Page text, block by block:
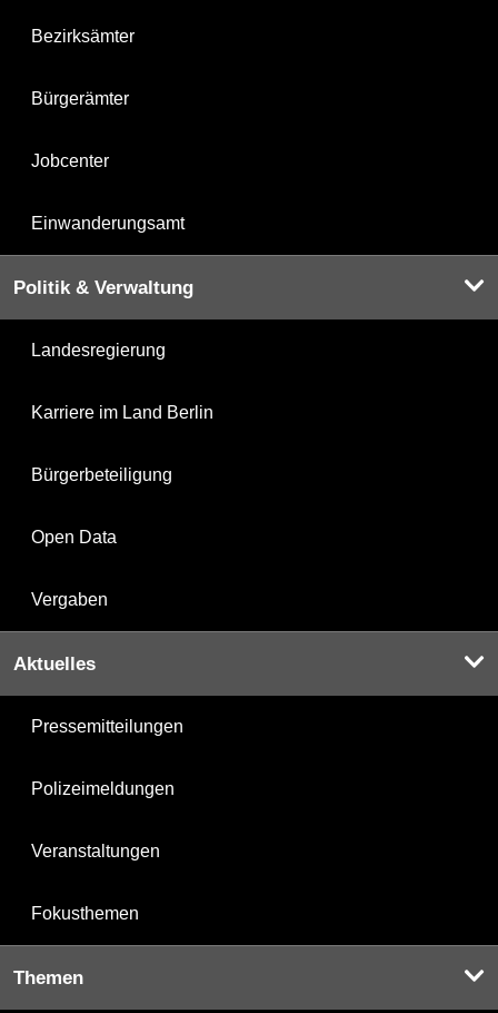
Bezirksämter
Bürgerämter
Jobcenter
Einwanderungsamt
Politik & Verwaltung
Landesregierung
Karriere im Land Berlin
Bürgerbeteiligung
Open Data
Vergaben
Aktuelles
Pressemitteilungen
Polizeimeldungen
Veranstaltungen
Fokusthemen
Themen